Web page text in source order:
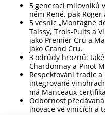
5 generací milovníků
něm René, pak
5 vesnic „Montagne
Taissy, Trois-Puits a
jako Premier Cru a
jako Grand Cru.
3 odrůdy hroznů:
Chardonnay a Pinot
Respektování tradic
integrované
má Manceaux
Odbornost
inovace ve vinicích a